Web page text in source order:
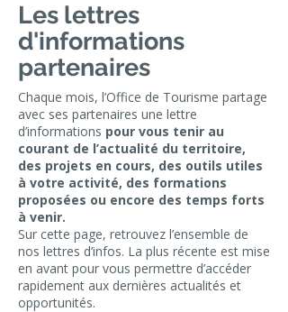
Les lettres
d'informations
partenaires
Chaque mois, l’Office de Tourisme partage
avec ses partenaires une lettre
d’informations pour vous tenir au
courant de l’actualité du territoire,
des projets en cours, des outils utiles
à votre activité, des formations
proposées ou encore des temps forts
à venir.
Sur cette page, retrouvez l’ensemble de
nos lettres d’infos. La plus récente est mise
en avant pour vous permettre d’accéder
rapidement aux dernières actualités et
opportunités.